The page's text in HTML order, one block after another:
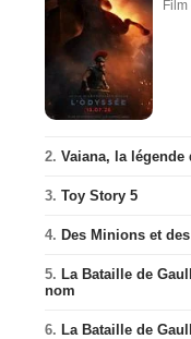
Film
2. Vaiana, la
3. Toy Story 5
4. Des Minions et
5. La Bataille de
nom
6. La Bataille de